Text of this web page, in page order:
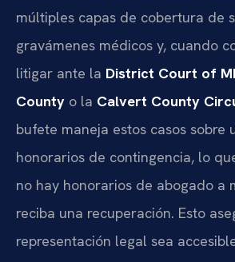
múltiples capas de cobertura de
gravámenes médicos y, cuando
litigar ante la District Court of
County o la Calvert County
bufete maneja estos casos sobre
honorarios de contingencia, lo
no hay honorarios de abogado a
reciba una recuperación. Esto
representación legal sea